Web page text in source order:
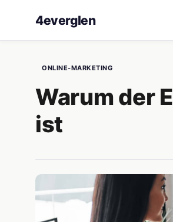
4everglen
ONLINE-MARKETING
Warum der
ist